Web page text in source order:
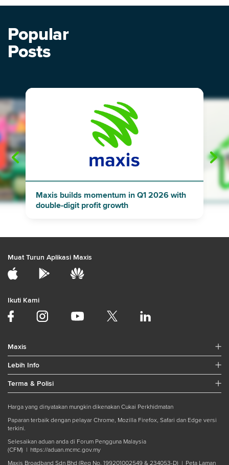
Popular
Posts
"
Maxis builds momentum in Q1 2026 with
double-digit profit growth
Muat Turun Aplikasi Maxis
Ikuti Kami
Maxis
Lebih Info
Terma & Polisi
Harga yang dinyatakan mungkin dikenakan Cukai Perkhidmatan
Paparan terbaik dengan pelayar Chrome, Mozilla Firefox, Safari dan Edge versi
terkini.
Selesaikan aduan anda di Forum Pengguna Malaysia
(CFM) | https://aduan.mcmc.gov.my
Maxis Broadband Sdn Bhd (Reg No. 199201002549 & 234053-D) | Peta Laman